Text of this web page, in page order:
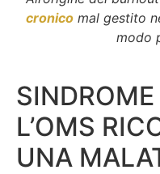
cronico mal gestito
modo
L’OMS
UNA